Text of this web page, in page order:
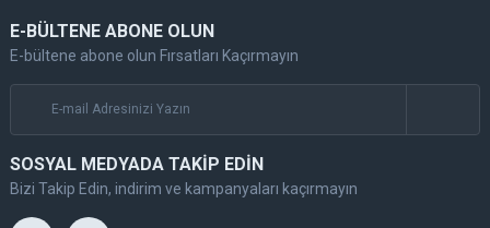
E-BÜLTENE ABONE OLUN
E-bültene abone olun Fırsatları Kaçırmayın
SOSYAL MEDYADA TAKİP EDİN
Bizi Takip Edin, indirim ve kampanyaları kaçırmayın